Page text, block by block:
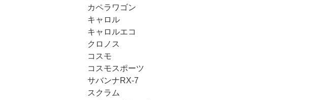
カペラワゴン
キャロル
キャロルエコ
クロノス
コスモ
コスモスポーツ
サバンナRX-7
スクラム